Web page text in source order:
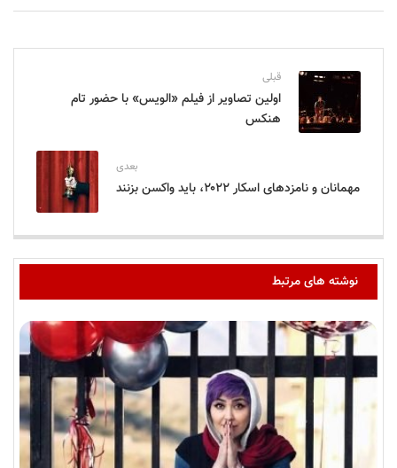
قبلی
اولین تصاویر از فیلم «الویس» با حضور تام
هنکس
بعدی
مهمانان و نامزدهای اسکار ۲۰۲۲، باید واکسن بزنند
نوشته های مرتبط